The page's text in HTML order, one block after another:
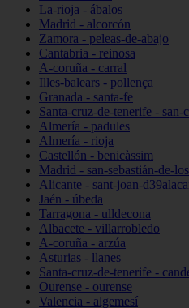
La-rioja - ábalos
Madrid - alcorcón
Zamora - peleas-de-abajo
Cantabria - reinosa
A-coruña - carral
Illes-balears - pollença
Granada - santa-fe
Santa-cruz-de-tenerife - san-
Almería - padules
Almería - rioja
Castellón - benicàssim
Madrid - san-sebastián-de-
Alicante - sant-joan-
Jaén - úbeda
Tarragona - ulldecona
Albacete - villarrobledo
A-coruña - arzúa
Asturias - llanes
Santa-cruz-de-tenerife -
Ourense - ourense
Valencia - algemesí